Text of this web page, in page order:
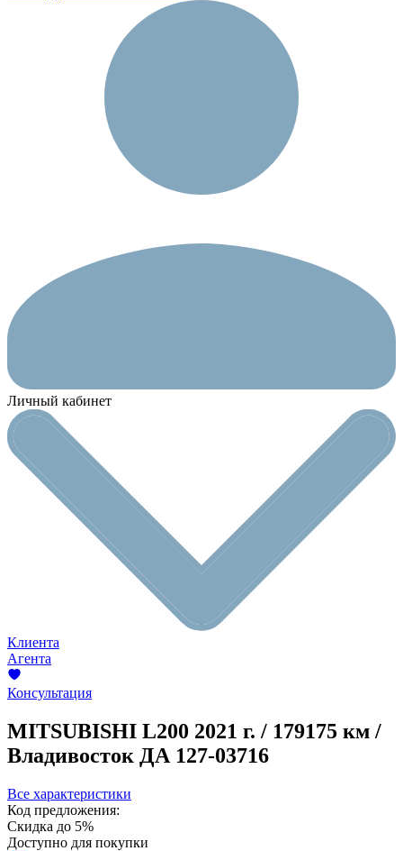
Личный кабинет
Клиента
Агента
Консультация
MITSUBISHI L200 2021 г. / 179175 км /
Владивосток ДА 127-03716
Все характеристики
Код предложения:
Скидка до 5%
Доступно для покупки